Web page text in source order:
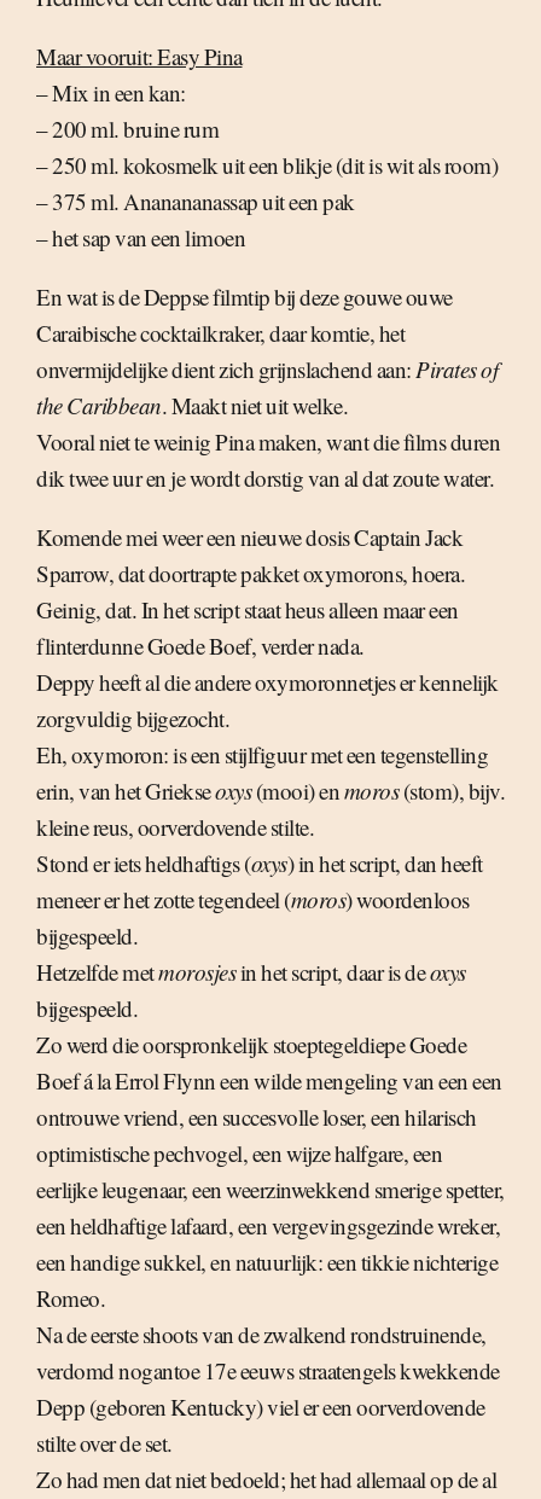
Maar vooruit: Easy Pina
– Mix in een kan:
– 200 ml. bruine rum
– 250 ml. kokosmelk uit een blikje (dit is wit als room)
– 375 ml. Ananananassap uit een pak
– het sap van een limoen
En wat is de Deppse filmtip bij deze gouwe ouwe
Caraibische cocktailkraker, daar komtie, het
onvermijdelijke dient zich grijnslachend aan:Pirates of
the Caribbean. Maakt niet uit welke.
Vooral niet te weinig Pina maken, want die films duren
dik twee uur en je wordt dorstig van al dat zoute water.
Komende mei weer een nieuwe dosis Captain Jack
Sparrow, dat doortrapte pakket oxymorons, hoera.
Geinig, dat. In het script staat heus alleen maar een
flinterdunne Goede Boef, verder nada.
Deppy heeft al die andere oxymoronnetjes er kennelijk
zorgvuldig bijgezocht.
Eh, oxymoron: is een stijlfiguur met een tegenstelling
erin, van het Griekseoxys(mooi) enmoros(stom), bijv.
kleine reus, oorverdovende stilte.
Stond er iets heldhaftigs (oxys) in het script, dan heeft
meneer er het zotte tegendeel (moros) woordenloos
bijgespeeld.
Hetzelfde metmorosjesin het script, daar is deoxys
bijgespeeld.
Zo werd die oorspronkelijk stoeptegeldiepe Goede
Boef á la Errol Flynn een wilde mengeling van een een
ontrouwe vriend, een succesvolle loser, een hilarisch
optimistische pechvogel, een wijze halfgare, een
eerlijke leugenaar, een weerzinwekkend smerige spetter,
een heldhaftige lafaard, een vergevingsgezinde wreker,
een handige sukkel, en natuurlijk: een tikkie nichterige
Romeo.
Na de eerste shoots van de zwalkend rondstruinende,
verdomd nogantoe 17e eeuws straatengels kwekkende
Depp (geboren Kentucky) viel er een oorverdovende
stilte over de set.
Zo had men dat niet bedoeld; het had allemaal op de al